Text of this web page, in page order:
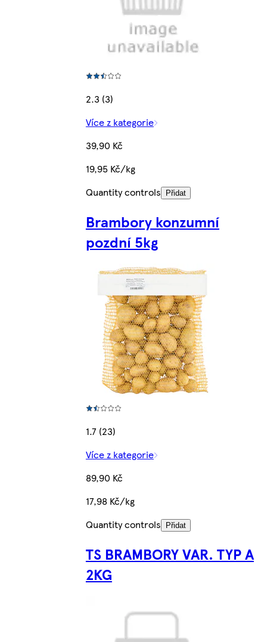
2.3 (3)
Více z kategorie
39,90 Kč
19,95 Kč/kg
Quantity controls
Přidat
Brambory konzumní
pozdní 5kg
1.7 (23)
Více z kategorie
89,90 Kč
17,98 Kč/kg
Quantity controls
Přidat
TS BRAMBORY VAR. TYP A
2KG